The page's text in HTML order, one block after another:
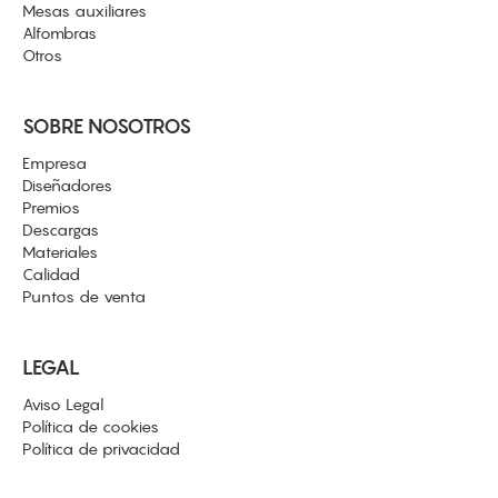
Mesas auxiliares
Alfombras
Otros
SOBRE NOSOTROS
Empresa
Diseñadores
Premios
Descargas
Materiales
Calidad
Puntos de venta
LEGAL
Aviso Legal
Política de cookies
Política de privacidad